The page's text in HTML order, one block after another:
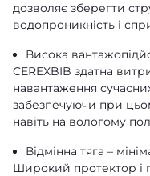
дозволяє зберегти
водопроникність і
Висока
CEREXBIB здатна
навантаження
забезпечуючи при
навіть на вологому
Відмінна тяга –
Широкий протектор і